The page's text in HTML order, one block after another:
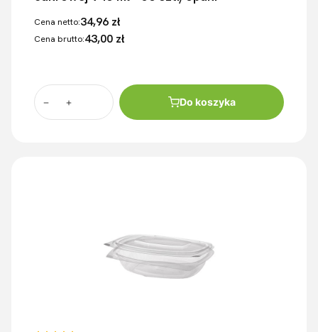
Cena netto:34,96 zł
Cena brutto:43,00 zł
Do koszyka